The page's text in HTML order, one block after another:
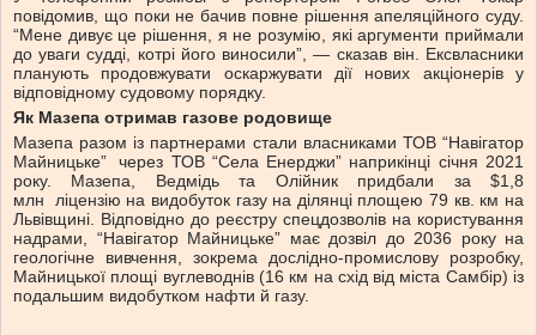
повідомив, що поки не бачив повне рішення апеляційного суду.
“Мене дивує це рішення, я не розумію, які аргументи приймали
до уваги судді, котрі його виносили”, — сказав він. Ексвласники
планують продовжувати оскаржувати дії нових акціонерів у
відповідному судовому порядку.
Як Мазепа отримав газове родовище
Мазепа разом із партнерами стали власниками ТОВ “Навігатор
Майницьке”
через ТОВ “Села Енерджи” наприкінці січня 2021
року. Мазепа, Ведмідь та Олійник придбали за $1,8
млн
ліцензію на видобуток газу на ділянці площею 79 кв. км на
Львівщині. Відповідно до реєстру спецдозволів на користування
надрами, “Навігатор Майницьке” має дозвіл до 2036 року на
геологічне вивчення, зокрема дослідно-промислову розробку,
Майницької площі вуглеводнів (16 км на схід від міста Самбір) із
подальшим видобутком нафти й газу.